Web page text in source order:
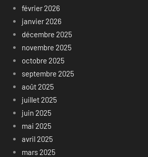
février 2026
janvier 2026
décembre 2025
novembre 2025
octobre 2025
septembre 2025
août 2025
juillet 2025
juin 2025
mai 2025
avril 2025
mars 2025